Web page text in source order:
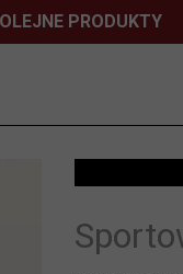
PRODUKTY